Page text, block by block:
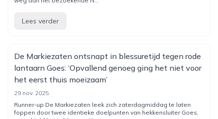
Lees verder
De Markiezaten ontsnapt in blessuretijd tegen rode
lantaarn Goes: ‘Opvallend genoeg ging het niet voor
het eerst thuis moeizaam’
29 nov. 2025
Runner-up De Markiezaten leek zich zaterdagmiddag te laten
foppen door twee identieke doelpunten van hekkensluiter Goes,